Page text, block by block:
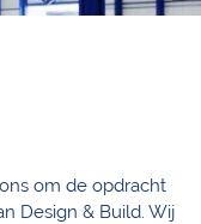
om de opdracht
Design & Build. Wij